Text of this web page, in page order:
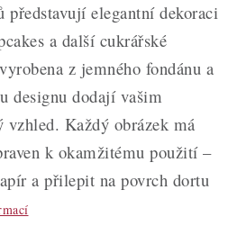
představují elegantní dekoraci
a další cukrářské
z jemného fondánu a
designu dodají vašim
vzhled. Každý obrázek má
k okamžitému použití –
a přilepit na povrch dortu